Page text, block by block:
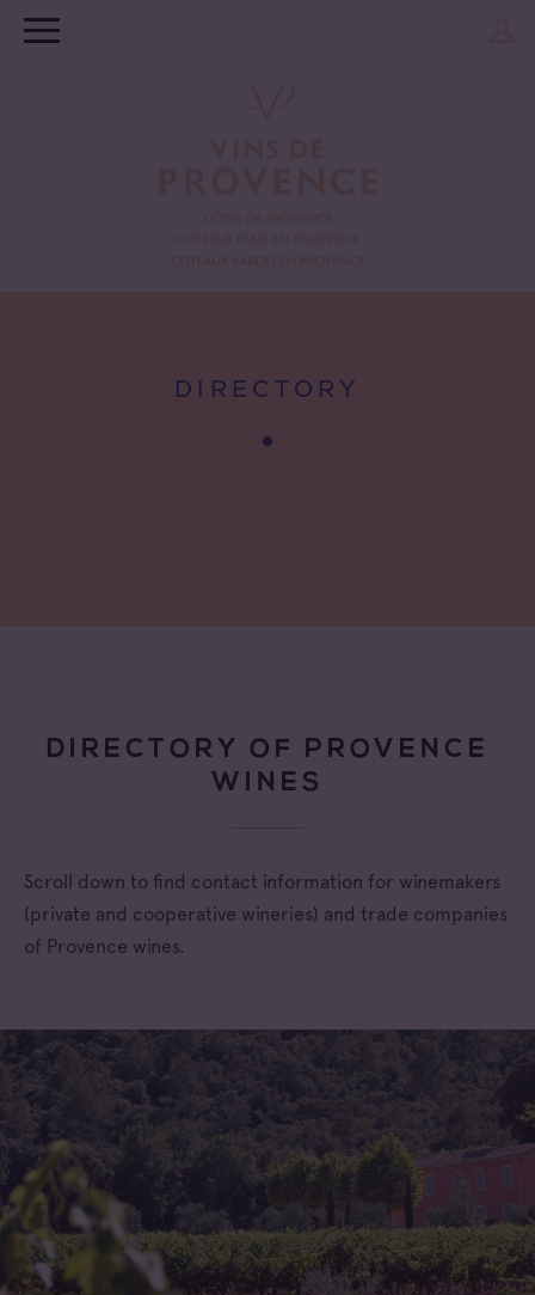
DIRECTORY
DIRECTORY OF PROVENCE
WINES
Scroll down to find contact information for winemakers
(private and cooperative wineries) and trade companies
of Provence wines.